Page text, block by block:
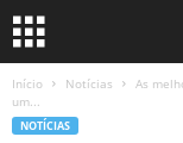
Início Notícias
As
um...
NOTÍCIAS